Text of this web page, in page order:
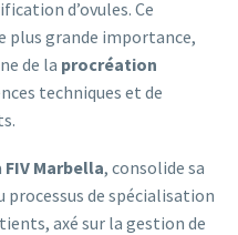
d’ovules. Ce
plus grande importance,
de la procréation
techniques et de
FIV Marbella, consolide sa
processus de spécialisation
axé sur la gestion de